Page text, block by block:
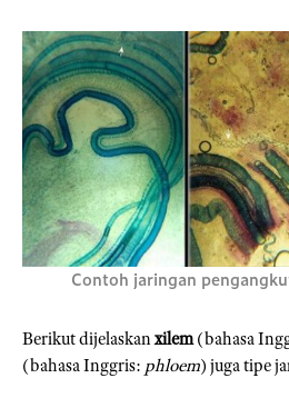
Contoh jaringan
Berikut dijelaskanxilem(bahasa
(bahasa Inggris: phloem) juga tipe